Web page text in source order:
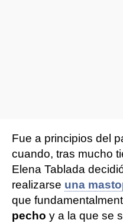
Fue a principios del
cuando, tras mucho
Elena Tablada
realizarse una
que
pecho y a la que se